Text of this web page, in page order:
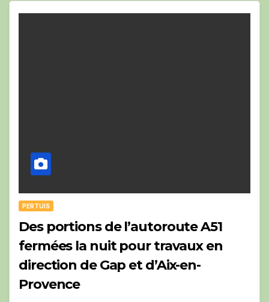
PERTUIS
Des portions de l’autoroute A51
fermées la nuit pour travaux en
direction de Gap et d’Aix-en-
Provence